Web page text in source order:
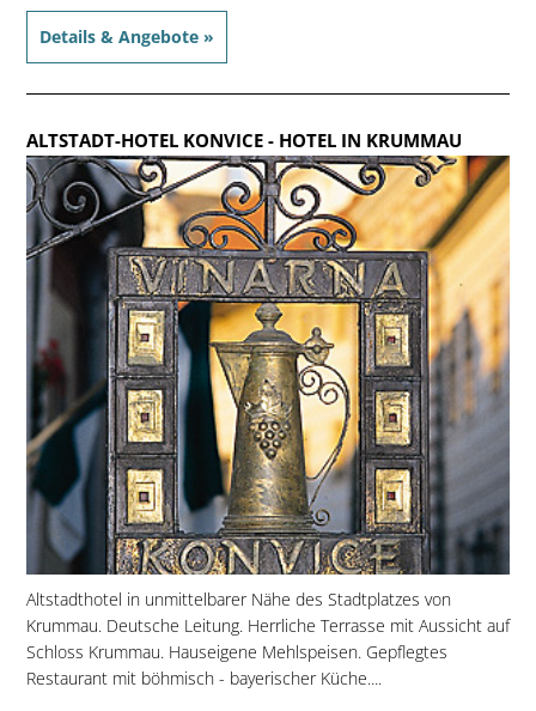
Details & Angebote »
ALTSTADT-HOTEL KONVICE- HOTEL IN KRUMMAU
Altstadthotel in unmittelbarer Nähe des Stadtplatzes von
Krummau. Deutsche Leitung. Herrliche Terrasse mit Aussicht auf
Schloss Krummau. Hauseigene Mehlspeisen. Gepflegtes
Restaurant mit böhmisch - bayerischer Küche....